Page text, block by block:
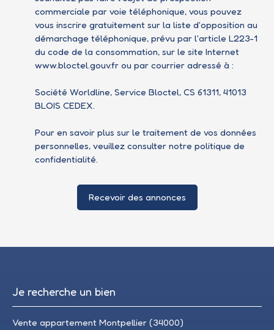
commerciale par voie téléphonique, vous pouvez
vous inscrire gratuitement sur la liste d'opposition au
démarchage téléphonique, prévu par l'article L223-1
du code de la consommation, sur le site Internet
www.bloctel.gouv.fr ou par courrier adressé à :
Société Worldline, Service Bloctel, CS 61311, 41013
BLOIS CEDEX.
Pour en savoir plus sur le traitement de vos données
personnelles, veuillez consulter notre politique de
confidentialité.
Recevoir des annonces
Je recherche un bien
Vente appartement Montpellier (34000)